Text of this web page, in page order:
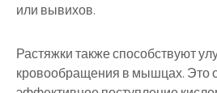
или вывихов.
Растяжки также способствуют
кровообращения в мышцах. Это